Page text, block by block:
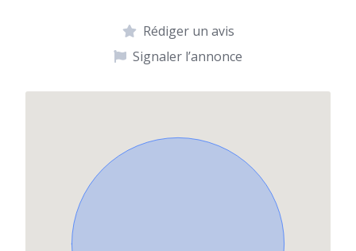
Rédiger un avis
Signaler l’annonce